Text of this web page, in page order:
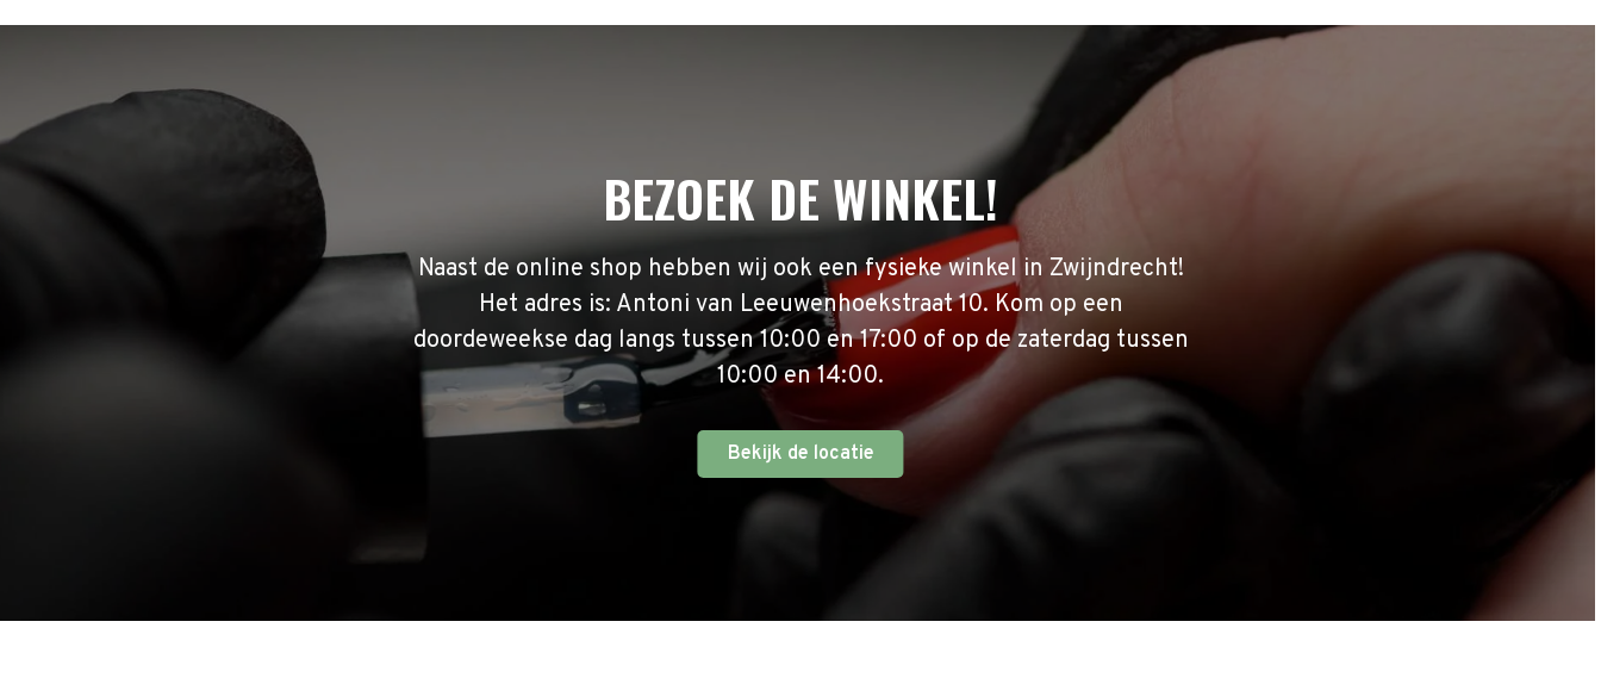
BEZOEK DE WINKEL!
Naast de online shop hebben wij ook een fysieke winkel in Zwijndrecht!
Het adres is: Antoni van Leeuwenhoekstraat 10. Kom op een
doordeweekse dag langs tussen 10:00 en 17:00 of op de zaterdag tussen
10:00 en 14:00.
Bekijk de locatie